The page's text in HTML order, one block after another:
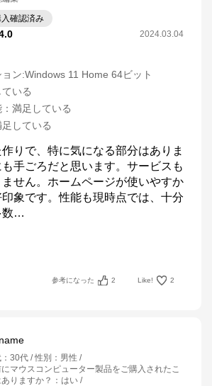
確認済み
2024.03.04
ン:Windows 11 Home 64ビット
いる
： 満足している
足している
りで、特に気になる部分はありま
手ごろだと思います。サービスも
せん。ホームページが使いやすか
象です。性能も現時点では、十分
…
参考になった 2 Like! 2
： 30代 性別 ： 男性
にマウスコンピューター製品をご購入されたこ
ありますか？ ： はい